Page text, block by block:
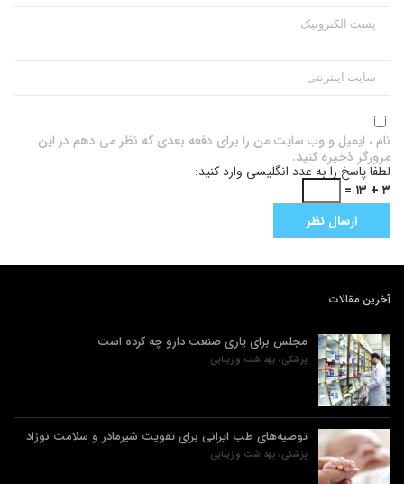
نام ، ایمیل و وب سایت من را برای دفعه بعدی که نظر می دهم در این
مرورگر ذخیره کنید.
لطفا پاسخ را به عدد انگلیسی وارد کنید:
۳ + ۱۳ =
آخرین مقالات
مجلس برای یاری صنعت دارو چه کرده است
پزشکی، بهداشت و زیبایی
توصیه‌های طب ایرانی برای تقویت شیرمادر و سلامت نوزاد
پزشکی، بهداشت و زیبایی